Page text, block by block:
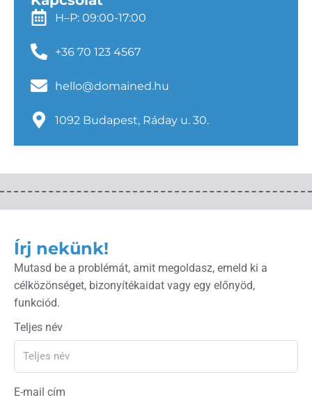
H–P: 09:00-17:00
+36 70 123 4567
hello@domained.hu
1092 Budapest, Ráday u. 30.
Írj nekünk!
Mutasd be a problémát, amit megoldasz, emeld ki a
célközönséget, bizonyítékaidat vagy egy előnyöd,
funkciód.
Teljes név
E-mail cím